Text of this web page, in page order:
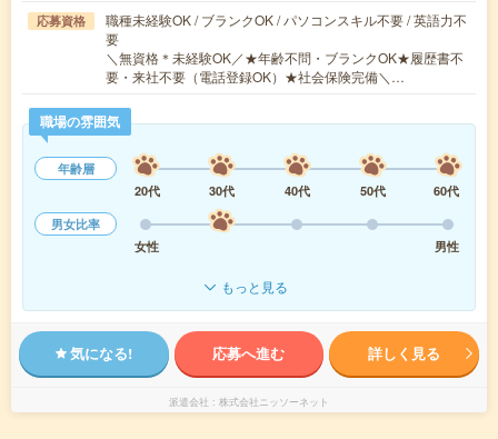
応募資格
職種未経験OK / ブランクOK / パソコンスキル不要 / 英語力不
要
＼無資格＊未経験OK／★年齢不問・ブランクOK★履歴書不
要・来社不要（電話登録OK）★社会保険完備＼…
職場の雰囲気
年齢層
20代
30代 40代 50代
60代
男女比率
女性
男性
もっと見る
気になる! 応募へ進む 詳しく見る
派遣会社 株式会社ニッソーネット